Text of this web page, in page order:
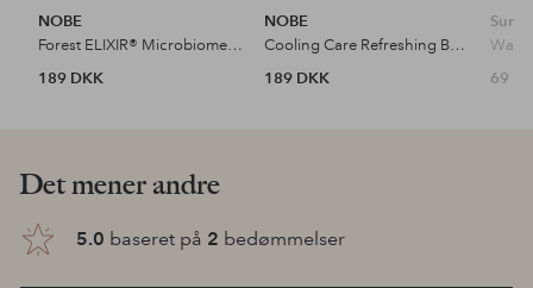
NOBE
Forest ELIXIR® Microbiome Strengthening Body Lotion 150 Ml
189 DKK
NOBE
Cooling Care Refreshing Body Lotion 150 Ml
189 DKK
69
Det mener andre
5.0 baseret på 2 bedømmelser